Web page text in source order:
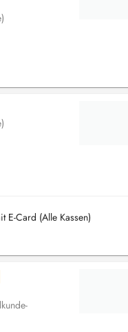
E-Card (Alle Kassen)